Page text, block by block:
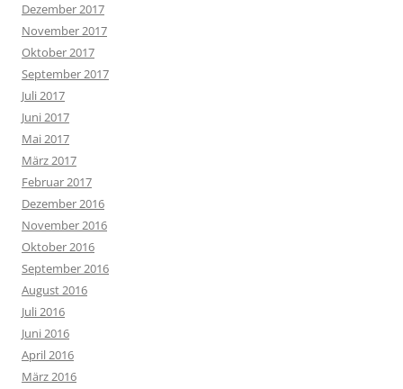
Dezember 2017
November 2017
Oktober 2017
September 2017
Juli 2017
Juni 2017
Mai 2017
März 2017
Februar 2017
Dezember 2016
November 2016
Oktober 2016
September 2016
August 2016
Juli 2016
Juni 2016
April 2016
März 2016